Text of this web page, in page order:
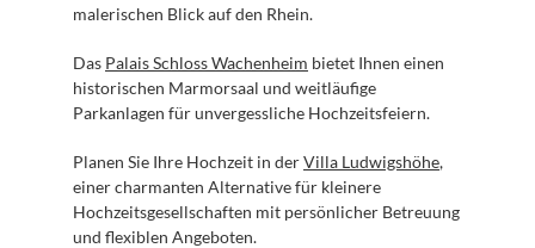
malerischen Blick auf den Rhein.
Das Palais Schloss Wachenheim bietet Ihnen einen
historischen Marmorsaal und weitläufige
Parkanlagen für unvergessliche Hochzeitsfeiern.
Planen Sie Ihre Hochzeit in der Villa Ludwigshöhe,
einer charmanten Alternative für kleinere
Hochzeitsgesellschaften mit persönlicher Betreuung
und flexiblen Angeboten.